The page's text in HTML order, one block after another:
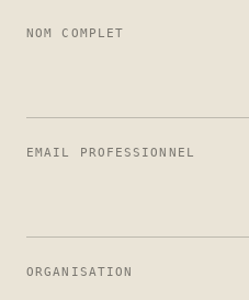
NOM COMPLET
EMAIL PROFESSIONNEL
ORGANISATION